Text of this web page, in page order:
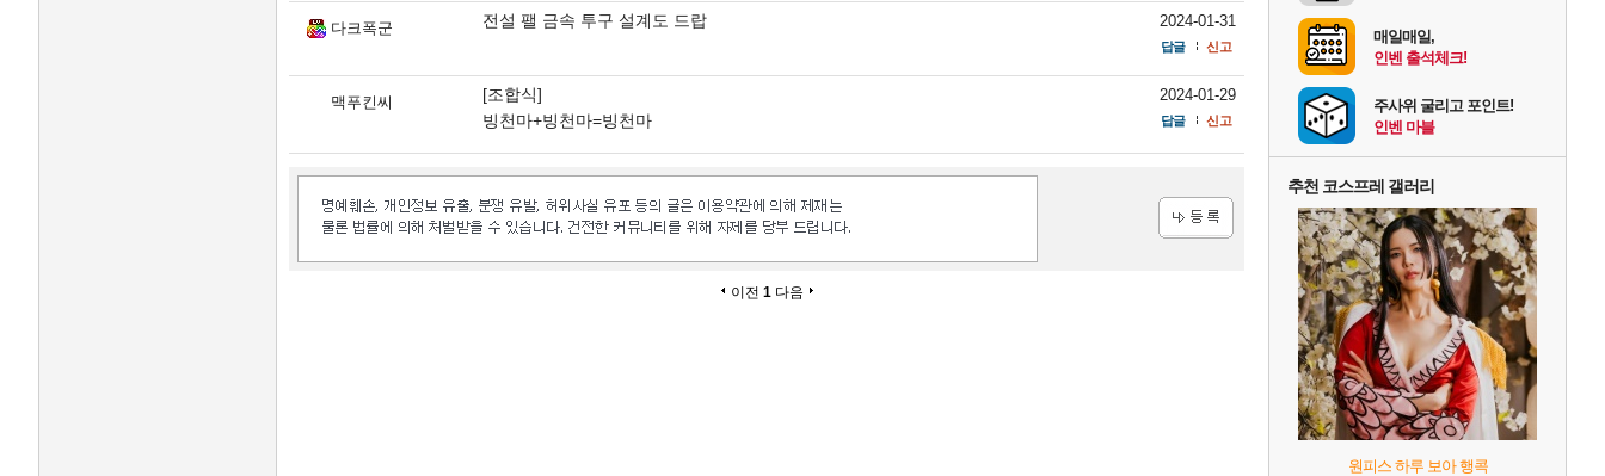
다크폭군 전설 팰 금속 투구 설계도 드랍 2024-01-31
답글 신고
맥푸킨씨
[조합식]
빙천마+빙천마=빙천마
2024-01-29
답글 신고
이전 1 다음
매일매일,
인벤 출석체크!
주사위 굴리고 포인트!
인벤 마블
추천 코스프레 갤러리
원피스 하루 보아 행콕